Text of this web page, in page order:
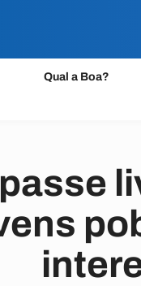
Qual a Boa?